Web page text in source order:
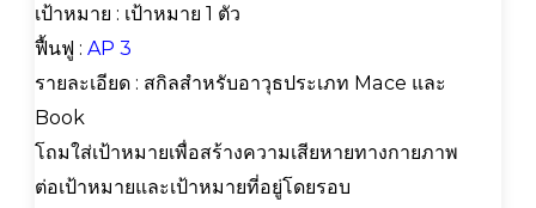
เป้าหมาย : เป้าหมาย 1 ตัว
ฟื้นฟู : AP 3
รายละเอียด : สกิลสำหรับอาวุธประเภท Mace และ
Book
โถมใส่เป้าหมายเพื่อสร้างความเสียหายทางกายภาพ
ต่อเป้าหมายและเป้าหมายที่อยู่โดยรอบ